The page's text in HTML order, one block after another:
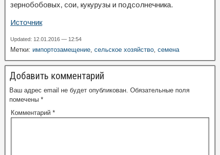
зернобобовых, сои, кукурузы и подсолнечника.
Источник
Updated: 12.01.2016 — 12:54
Метки: импортозамещение, сельское хозяйство, семена
Добавить комментарий
Ваш адрес email не будет опубликован. Обязательные поля
помечены *
Комментарий *